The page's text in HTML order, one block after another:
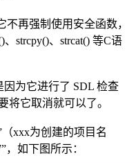
再强制使用安全函数，
、strcpy()、strcat() 等C语
为它进行了 SDL 检查
将它取消就可以了。
xxx为创建的项目名
如下图所示：